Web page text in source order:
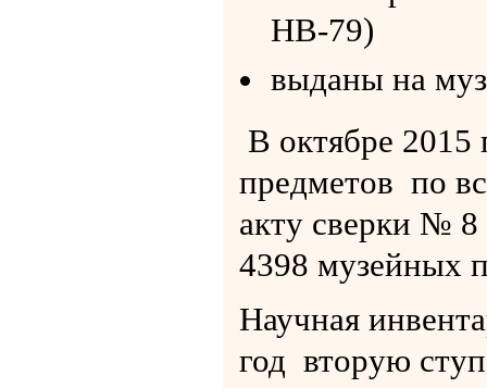
НВ-79)
выданы на
В октябре 2015
предметов по
акту сверки № 8
4398 музейных
Научная
год вторую